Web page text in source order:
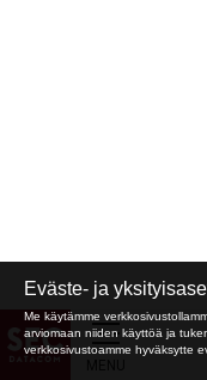
Eväste- ja
Me käytämme
arviomaan niiden käyttöä ja
verkkosivustoamme hyväksytte